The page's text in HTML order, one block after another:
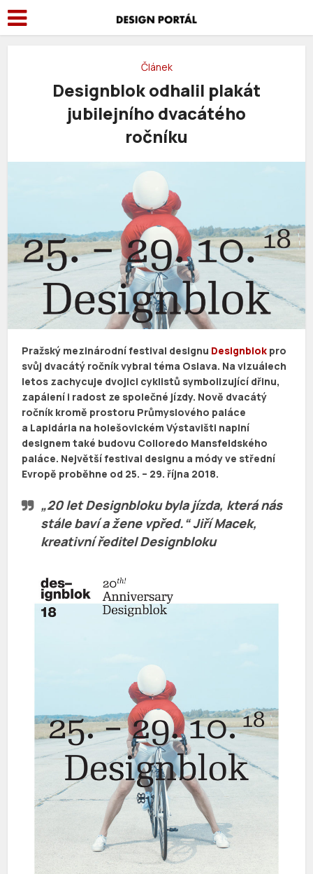
Článek
Designblok odhalil plakát
jubilejního dvacátého
ročníku
Pražský mezinárodní festival designu Designblok pro
svůj dvacátý ročník vybral téma Oslava. Na vizuálech
letos zachycuje dvojici cyklistů symbolizující dřinu,
zapálení i radost ze společné jízdy. Nově dvacátý
ročník kromě prostoru Průmyslového paláce
a Lapidária na holešovickém Výstavišti naplní
designem také budovu Colloredo Mansfeldského
paláce. Největší festival designu a módy ve střední
Evropě proběhne od 25. – 29. října 2018.
„20 let Designbloku byla jízda, která nás
stále baví a žene vpřed.“ Jiří Macek,
kreativní ředitel Designbloku